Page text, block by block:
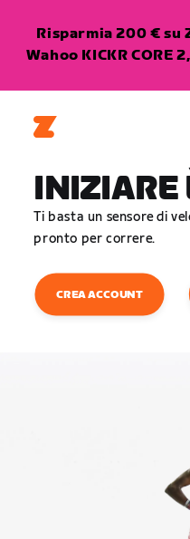
Risparmia 200 € su
Wahoo KICKR CORE
INIZIARE
Ti basta un sensore di
pronto per correre.
CREA ACCOUNT